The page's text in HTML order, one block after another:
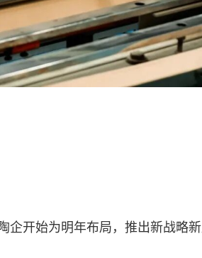
企开始为明年布局，推出新战略